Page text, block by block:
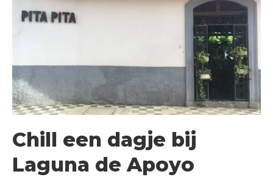
Chill een dagje bij
Laguna de Apoyo